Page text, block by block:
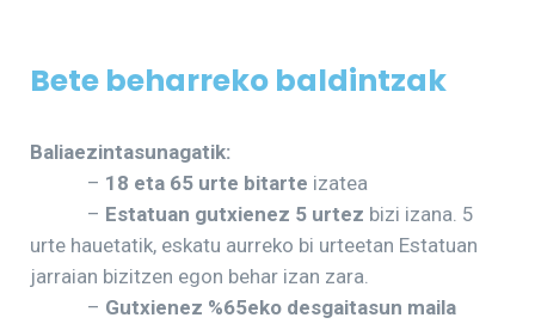
Bete beharreko baldintzak
Baliaezintasunagatik:
– 18 eta 65 urte bitarte izatea
– Estatuan gutxienez 5 urtez bizi izana. 5
urte hauetatik, eskatu aurreko bi urteetan Estatuan
jarraian bizitzen egon behar izan zara.
– Gutxienez %65eko desgaitasun maila